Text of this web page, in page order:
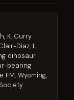
K. Curry
Diaz, L.
dinosaur
bearing
Wyoming,